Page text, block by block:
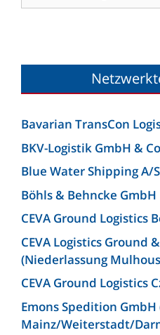
Bavarian TransCon
BKV-Logistik GmbH &
Blue Water Shipping A/S
Böhls & Behncke GmbH
CEVA Ground Logistics
CEVA Logistics Ground
(Niederlassung
CEVA Ground Logistics
Emons Spedition
Mainz/Weiterstadt/